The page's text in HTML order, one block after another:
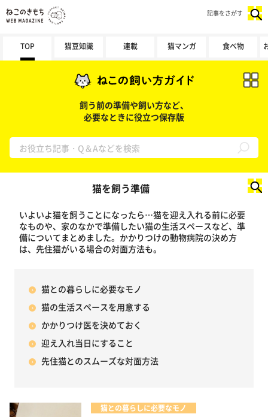
TOP 猫豆知識 連載 猫マンガ 食べ物
記事をさがす
飼う前の準備や飼い方など、
必要なときに役立つ保存版
猫を飼う準備
いよいよ猫を飼うことになったら…猫を迎え入れる前に必要
なものや、家のなかで準備したい猫の生活スペースなど、準
備についてまとめました。かかりつけの動物病院の決め方
は、先住猫がいる場合の対面方法も。
猫との暮らしに必要なモノ
猫の生活スペースを用意する
かかりつけ医を決めておく
迎え入れ当日にすること
先住猫とのスムーズな対面方法
猫との暮らしに必要なモノ